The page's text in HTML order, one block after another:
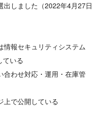
出しました（2022年4月27日
情報セキュリティシステム
ている
合わせ対応・運用・在庫管
上で公開している